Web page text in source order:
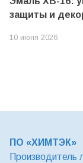
защиты и
10 июня 2026
ПО «ХИМТЭК»